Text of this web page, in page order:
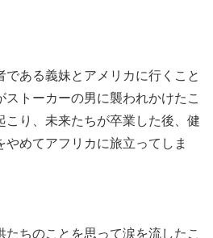
である義妹とアメリカに行くこと
ストーカーの男に襲われかけたこ
り、 未来たちが卒業した後、健
やめてアフリカに旅立ってしま
ちのことを思って涙を流したこ